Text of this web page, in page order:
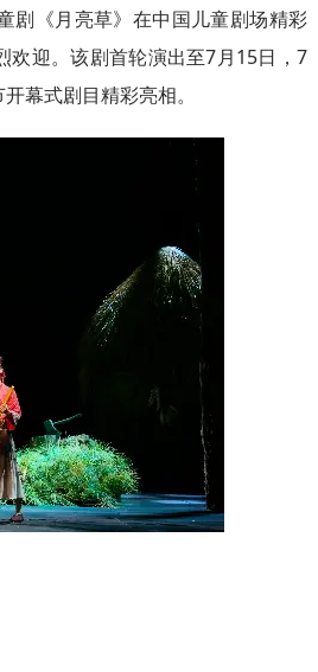
《月亮草》在中国儿童剧场精彩
欢迎。该剧首轮演出至7月15日，7
幕式剧目精彩亮相。